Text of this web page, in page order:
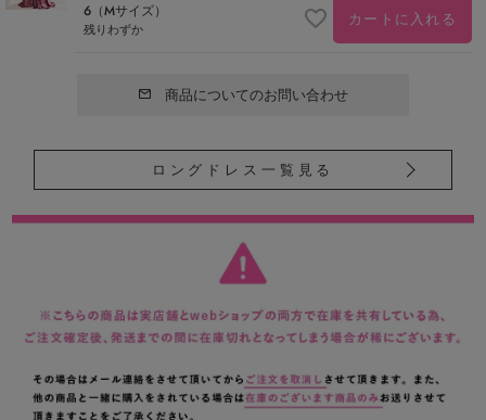
6（Mサイズ）
残りわずか カートに入れる
商品についてのお問い合わせ
ロングドレス一覧見る